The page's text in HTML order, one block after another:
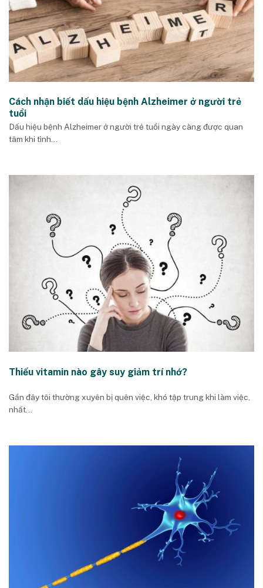
Cách nhận biết dấu hiệu bệnh Alzheimer ở người trẻ
tuổi
Dấu hiệu bệnh Alzheimer ở người trẻ tuổi ngày càng được quan
tâm khi tình...
Thiếu vitamin nào gây suy giảm trí nhớ?
Gần đây tôi thường xuyên bị quên việc, khó tập trung khi làm việc,
nhất...